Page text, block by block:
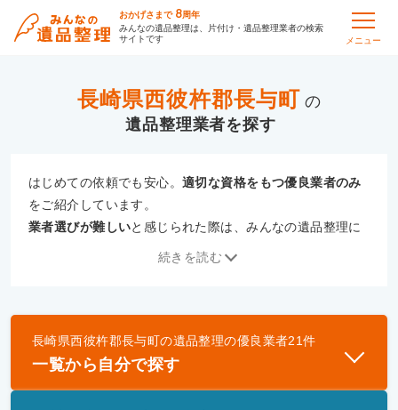
おかげさまで 8周年
みんなの遺品整理は、片付け・遺品整理業者の検索
サイトです
メニュー
長崎県西彼杵郡長与町 の
遺品整理
はじめての依頼でも安心。適切な資格をもつ優良業者のみ
をご紹介しています。
業者選びが難しいと感じられた際は、みんなの遺品整理に
優良業者とは
一般財団法人遺品整理認定協会、および一般社団法
続きを読む
長崎県西彼杵郡長与町の遺品整理の優良業者21件
一覧から自分で探す